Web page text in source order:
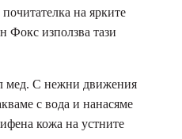
на ярките
Фокс използва тази
мед. С нежни движения
с вода и нанасяме
кожа на устните